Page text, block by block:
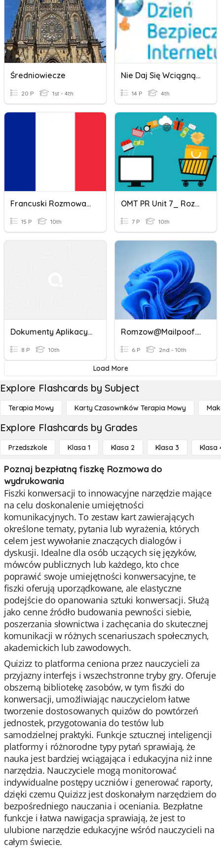
Średniowiecze
20 P 1st - 4th
Nie Daj Się Wciągnąć W Sieć. O Bezpieczeństwie W Internecie.
14 P 4th
Francuski Rozmowa Telefoniczna
15 P 10th
OMT PR Unit 7_ Rozmowa Wstępna_p.58
7 P 10th
Dokumenty Aplikacyjne I Rozmowa Kwalifikacyjna
8 P 10th
Romzow@mailpoof.com
6 P 2nd - 10th
Load More
Explore Flashcards by Subject
Terapia Mowy Karty Czasowników Terapia Mowy
Explore Flashcards by Grades
Przedszkole Klasa 1 Klasa 2 Klasa 3 Klasa
Poznaj bezpłatną fiszkę Rozmowa do
wydrukowania
Fiszki konwersacji to innowacyjne narzędzie mające
na celu doskonalenie umiejętności
komunikacyjnych. To zestaw kart zawierających
określone tematy, pytania lub wyrażenia, których
celem jest wywołanie znaczących dialogów i
dyskusji. Idealne dla osób uczących się języków,
mówców publicznych lub każdego, kto chce
poprawić swoje umiejętności konwersacyjne, te
fiszki oferują uporządkowane, ale elastyczne
podejście do opanowania sztuki konwersacji. Służą
jako cenne źródło budowania pewności siebie,
poszerzania słownictwa i zachęcania do skutecznej
komunikacji w różnych scenariuszach społecznych,
akademickich lub zawodowych.
Quizizz to platforma ceniona przez nauczycieli za
przyjazny interfejs i wszechstronne tryby gry. Oferuje
obszerną bibliotekę zasobów, w tym fiszki do
konwersacji, umożliwiając nauczycielom łatwe
tworzenie dostosowanych quizów do powtórzeń
jednostek, przygotowania do testów lub
samodzielnej praktyki. Funkcje sztucznej inteligencji
platformy i różnorodne typy pytań sprawiają, że
nauka jest bardziej wciągająca i edukacyjna niż inne
narzędzia. Nauczyciele mogą monitorować
indywidualne postępy uczniów i generować raporty,
dzięki czemu Quizizz jest doskonałym narzędziem do
bezpośredniego nauczania i oceniania. Bezpłatne
funkcje i łatwa nawigacja sprawiają, że jest to
ulubione narzędzie edukacyjne wśród nauczycieli na
całym świecie.